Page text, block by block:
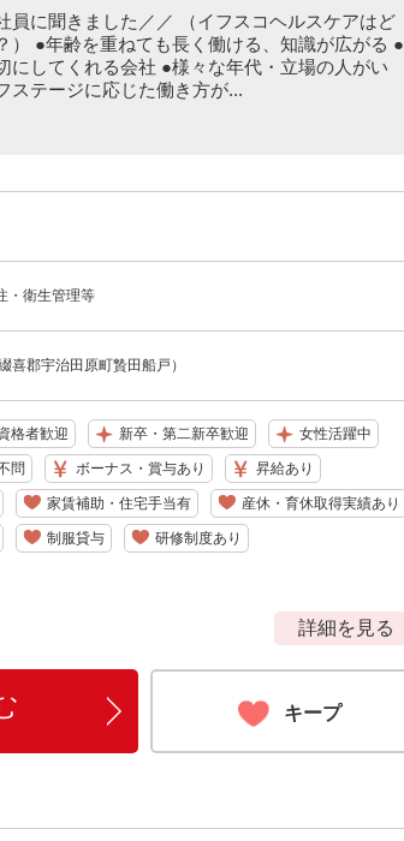
員に聞きました／／ （イフスコヘルスケアはど
） ●年齢を重ねても長く働ける、知識が広がる ●
にしてくれる会社 ●様々な年代・立場の人がい
ステージに応じた働き方が...
・衛生管理等
喜郡宇治田原町贄田船戸）
格者歓迎 新卒・第二新卒歓迎 女性活躍中
問 ボーナス・賞与あり 昇給あり
家賃補助・住宅手当有 産休・育休取得実績あり
制服貸与 研修制度あり
詳細を見る
キープ